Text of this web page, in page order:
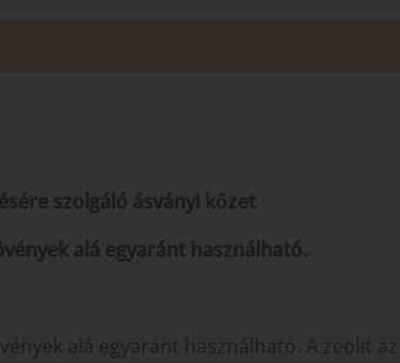
szolgáló ásványi kőzet
alá egyaránt használható.
alá egyaránt használható. A zeolit